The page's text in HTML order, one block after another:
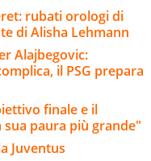
rubati orologi di
di Alisha Lehmann
Alajbegovic:
il PSG prepara
finale e il
paura più grande"
Juventus